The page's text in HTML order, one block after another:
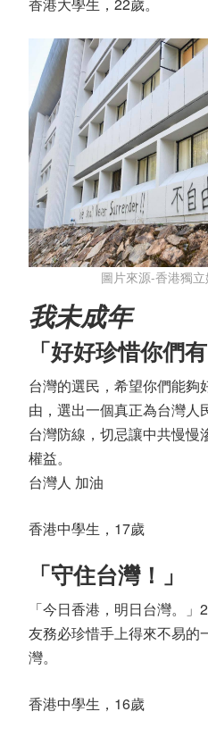
香港大學生，22歲。
圖片來源-香港獨
我未成年
「好好珍惜你們
台灣的選民，希望你們能夠
由，選出一個真正為台灣人
台灣防線，切忌讓中共慢慢
權益。
台灣人 加油
香港中學生，17歲
「守住台灣！」
「今日香港，明日台灣。
友務必珍惜手上得來不易的
灣。
香港中學生，16歲